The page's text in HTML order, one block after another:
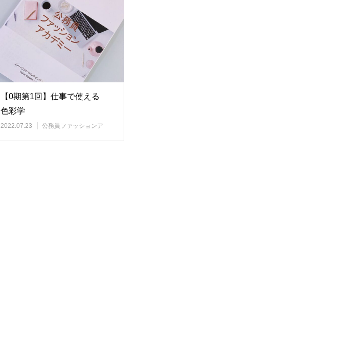
【0期第1回】仕事で使える
色彩学
2022.07.23
公務員ファッションア